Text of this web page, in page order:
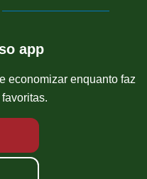
app
economizar enquanto faz